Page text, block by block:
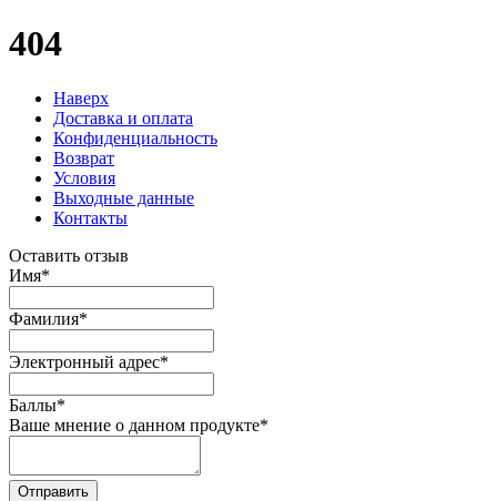
404
Наверх
Доставка и оплата
Конфиденциальность
Возврат
Условия
Выходные данные
Контакты
Оставить отзыв
Имя*
Фамилия*
Электронный адрес*
Баллы*
Ваше мнение о данном продукте*
Отправить